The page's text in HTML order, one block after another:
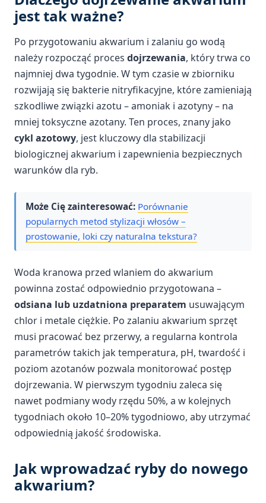
jest tak ważne?
Po przygotowaniu akwarium i zalaniu go wodą
należy rozpocząć proces dojrzewania, który trwa co
najmniej dwa tygodnie. W tym czasie w zbiorniku
rozwijają się bakterie nitryfikacyjne, które zamieniają
szkodliwe związki azotu – amoniak i azotyny – na
mniej toksyczne azotany. Ten proces, znany jako
cykl azotowy, jest kluczowy dla stabilizacji
biologicznej akwarium i zapewnienia bezpiecznych
warunków dla ryb.
Może Cię zainteresować: Porównanie
popularnych metod stylizacji włosów –
prostowanie, loki czy naturalna tekstura?
Woda kranowa przed wlaniem do akwarium
powinna zostać odpowiednio przygotowana –
odsiana lub uzdatniona preparatem usuwającym
chlor i metale ciężkie. Po zalaniu akwarium sprzęt
musi pracować bez przerwy, a regularna kontrola
parametrów takich jak temperatura, pH, twardość i
poziom azotanów pozwala monitorować postęp
dojrzewania. W pierwszym tygodniu zaleca się
nawet podmiany wody rzędu 50%, a w kolejnych
tygodniach około 10–20% tygodniowo, aby utrzymać
odpowiednią jakość środowiska.
Jak wprowadzać ryby do nowego
akwarium?